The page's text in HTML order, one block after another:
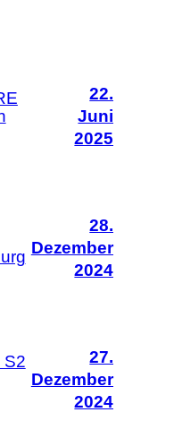
22.
Juni
2025
28.
Dezember
2024
S2
27.
Dezember
2024